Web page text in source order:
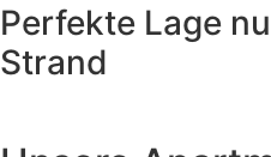
Perfekte Lage
Strand